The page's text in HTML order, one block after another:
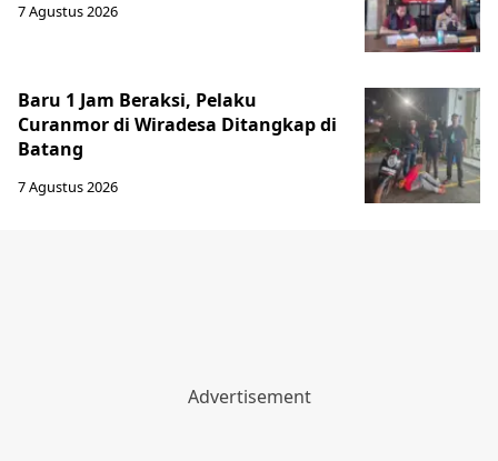
7 Agustus 2026
Baru 1 Jam Beraksi, Pelaku
Curanmor di Wiradesa Ditangkap di
Batang
7 Agustus 2026